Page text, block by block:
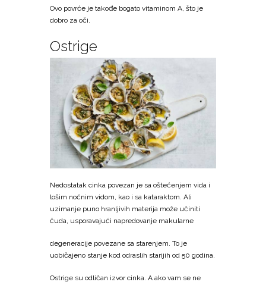
Ovo povrće je takođe bogato vitaminom A, što je
dobro za oči.
Ostrige
Nedostatak cinka povezan je sa oštećenjem vida i
lošim noćnim vidom, kao i sa kataraktom. Ali
uzimanje puno hranljivih materija može učiniti
čuda, usporavajući napredovanje makularne
degeneracije povezane sa starenjem. To je
uobičajeno stanje kod odraslih starijih od 50 godina.
Ostrige su odličan izvor cinka. A ako vam se ne